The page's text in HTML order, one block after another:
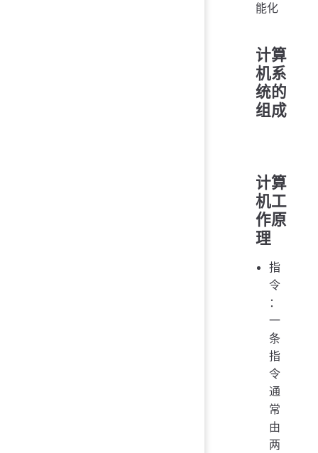
能化
计算
机系
统的
组成
计算
机工
作原
理
指
令
：
一
条
指
令
通
常
由
两